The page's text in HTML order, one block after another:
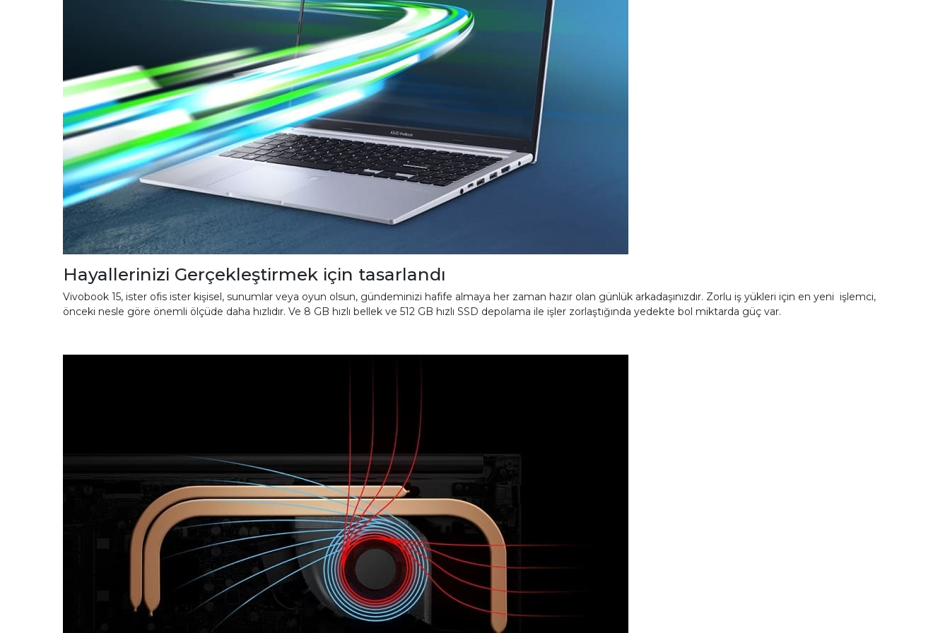
Hayallerinizi Gerçekleştirmek için tasarlandı
Vivobook 15, ister ofis ister kişisel, sunumlar veya oyun olsun, gündeminizi hafife almaya her zaman hazır olan günlük arkadaşınızdır. Zorlu iş yükleri için en yeni işlemci,
önceki nesle göre önemli ölçüde daha hızlıdır. Ve 8 GB hızlı bellek ve 512 GB hızlı SSD depolama ile işler zorlaştığında yedekte bol miktarda güç var.